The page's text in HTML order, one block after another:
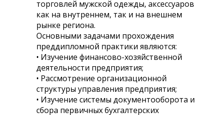
торговлей мужской одежды, аксессуаров
как на внутреннем, так и на внешнем
рынке региона.
Основными задачами прохождения
преддипломной практики являются:
• Изучение финансово-хозяйственной
деятельности предприятия;
• Рассмотрение организационной
структуры управления предприятия;
• Изучение системы документооборота и
сбора первичных бухгалтерских